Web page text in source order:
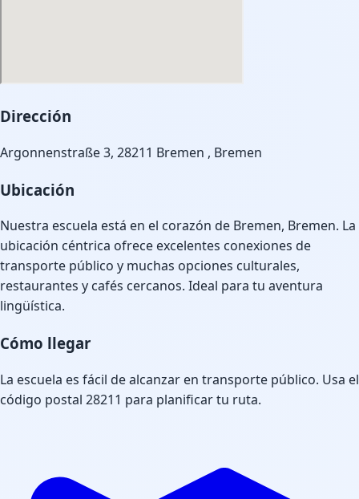
Dirección
Argonnenstraße 3, 28211 Bremen , Bremen
Ubicación
Nuestra escuela está en el corazón de Bremen, Bremen. La
ubicación céntrica ofrece excelentes conexiones de
transporte público y muchas opciones culturales,
restaurantes y cafés cercanos. Ideal para tu aventura
lingüística.
Cómo llegar
La escuela es fácil de alcanzar en transporte público. Usa el
código postal 28211 para planificar tu ruta.